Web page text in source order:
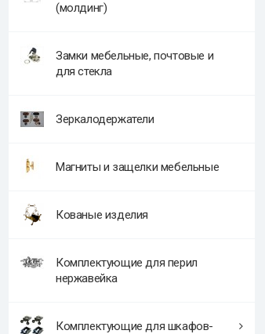
(молдинг)
Замки мебельные, почтовые и
для стекла
Зеркалодержатели
Магниты и защелки мебельные
Кованые изделия
Комплектующие для перил
нержавейка
Комплектующие для шкафов-